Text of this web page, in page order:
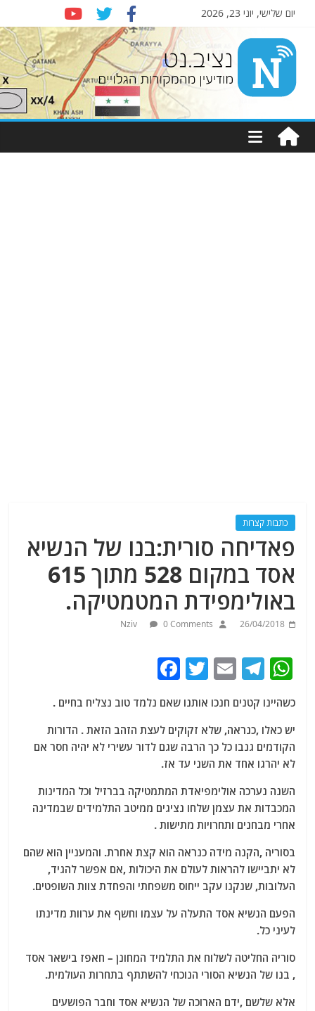
יום שלישי, יוני 23, 2026
Nziv.net
מודיעין
מהמקורות
כתבות קצרות
פאדיחה סורית:בנו של הנשיא
אסד במקום 528 מתוך 615
באולימפידת המטמטיקה.
26/04/2018
Nziv 0 Comments
W
at
s
A
p
p
T
e
g
ra
m
E
ai
l
T
itt
er
a
c
e
b
o
o
k
כשהיינו קטנים חנכו אותנו שאם נלמד טוב נצליח בחיים .
יש כאלו ,כנראה, שלא זקוקים לעצת הזהב הזאת . הדורות
הקודמים גנבו כל כך הרבה שגם לדור עשירי לא יהיה חסר אם
לא יהרגו אחד את השני עד אז.
השנה נערכה אולימפיאדת המתמטיקה בברזיל וכל המדינות
המכבדות את עצמן שלחו נציגים ממיטב התלמידים שבמדינה
אחרי מבחנים ותחרויות מתישות .
בסוריה ,הקנה מידה כנראה הוא קצת אחרת. והמעניין הוא שהם
לא יתביישו להראות לעולם את היכולות ,אם אפשר להגיד,
העלובות, שנקנו עקב ייחוס משפחתי והפחדת צוות השופטים.
הפעם הנשיא אסד התעלה על עצמו וחשף את ערוות מדינתו
לעיני כל.
סוריה החליטה לשלוח את התלמיד המחונן – חאפז בישאר אסד
, בנו של הנשיא הסורי הנוכחי להשתתף בתחרות העולמית.
אלא שלשם ,ידם הארוכה של הנשיא אסד וחבר הפושעים